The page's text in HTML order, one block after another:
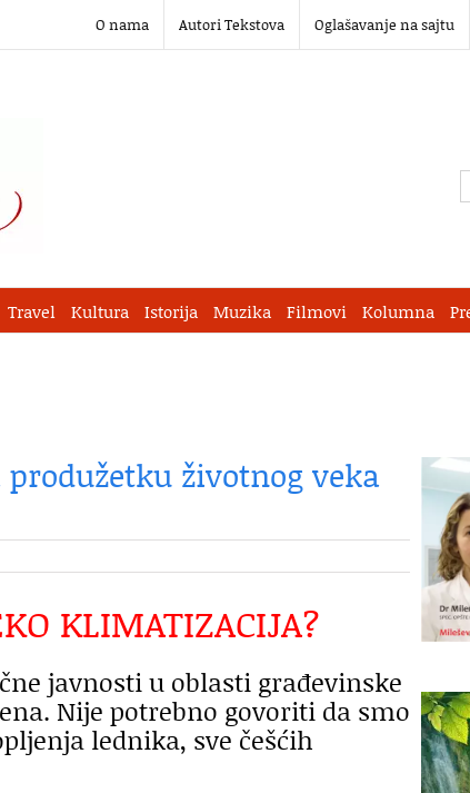
O nama Autori Tekstova Oglašavanje na sajtu
Travel Kultura Istorija Muzika Filmovi Kolumna
životnog veka
KLIMATIZACIJA?
javnosti u oblasti građevinske
Nije potrebno govoriti da smo
lednika, sve češćih